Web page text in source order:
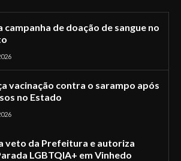
campanha de doação de sangue no
vacinação contra o sarampo após
no Estado
veto da Prefeitura e autoriza
LGBTQIA+ em Vinhedo